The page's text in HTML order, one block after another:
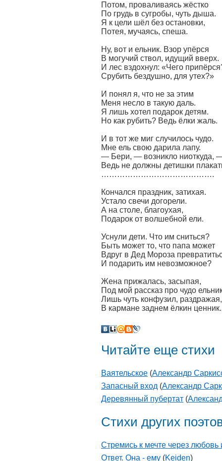
Потом, проваливаясь жёстко
По грудь в сугробы, чуть дыша.
Я к цели шёл без остановки,
Потея, мучаясь, спеша.
Ну, вот и ельник. Взор упёрся
В могучий ствол, идущий вверх.
И лес вздохнул: «Чего
Срубить бездушно, для утех?»
И понял я, что не за этим
Меня несло в такую даль.
Я лишь хотел подарок детям.
Но как рубить? Ведь ёлки жаль.
И в тот же миг случилось чудо.
Мне ель свою дарила лапу.
— Бери, — возникло ниоткуда,
Ведь не должны детишки
…………………………………….
Кончался праздник, затихая.
Устало свечи догорели.
А на столе, благоухая,
Подарок от волшебной ели.
Уснули дети. Что им сниться?
Быть может то, что папа может
Вдруг в Дед Мороза
И подарить им невозможное?
Жена прижалась, засыпая,
Под мой рассказ про чудо
Лишь чуть конфузил, раздражая,
В кармане заднем ёлкин ценник.
Читайте еще стихи
Ваятельское (Александр
Запасный вход (Александр
Деревянный пубертат (
Стихи других
Стремись к мечте через любовь
Ответ. Она - ему (Keiden)